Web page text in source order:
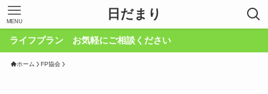
日だまり
MENU
ラン お気軽にご相談ください
ホーム FP協会